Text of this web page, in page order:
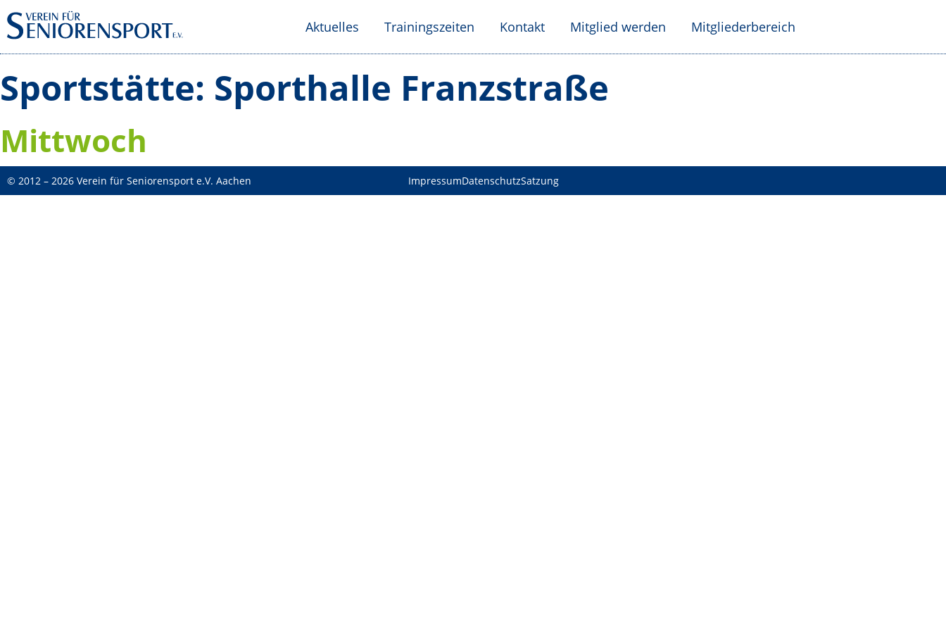
Aktuelles Trainingszeiten Kontakt Mitglied werden Mitgliederbereich
Sportstätte: Sporthalle Franzstraße
Mittwoch
© 2012 – 2026 Verein für Seniorensport e.V. Aachen ImpressumDatenschutzSatzung